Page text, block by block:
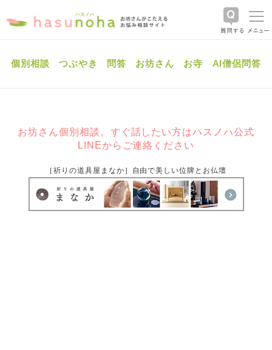
個別相談 つぶやき 問答 お坊さん お寺 AI僧侶問答
お坊さん個別相談。すぐ話したい方はハスノハ公式
LINEからご連絡ください
［祈りの道具屋まなか］自由で美しい位牌とお仏壇